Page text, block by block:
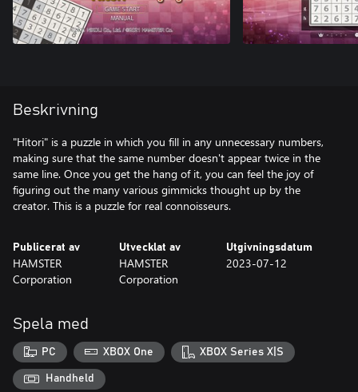
Beskrivning
"Hitori" is a puzzle in which you fill in any unnecessary numbers,
making sure that the same number doesn't appear twice in the
same line. Once you get the hang of it, you can feel the joy of
figuring out the many various gimmicks thought up by the
creator. This is a puzzle for real connoisseurs.
Publicerat av
HAMSTER
Corporation
Utvecklat av
HAMSTER
Corporation
Utgivningsdatum
2023-07-12
Spela med
PC XBOX One XBOX Series X|S
Handheld